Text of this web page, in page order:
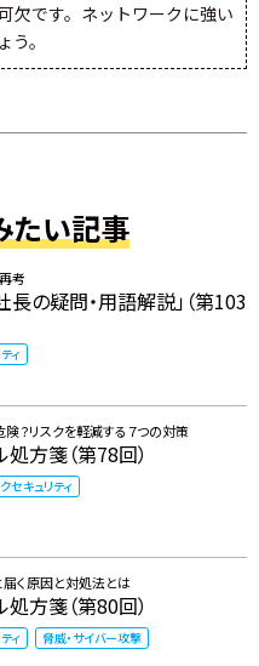
欠です。ネットワークに強い
。
たい記事
考
の疑問・用語解説」（第103
ィ
？リスクを軽減する７つの対策
方箋（第78回）
セキュリティ
く原因と対処法とは
方箋（第80回）
ィ 脅威・サイバー攻撃